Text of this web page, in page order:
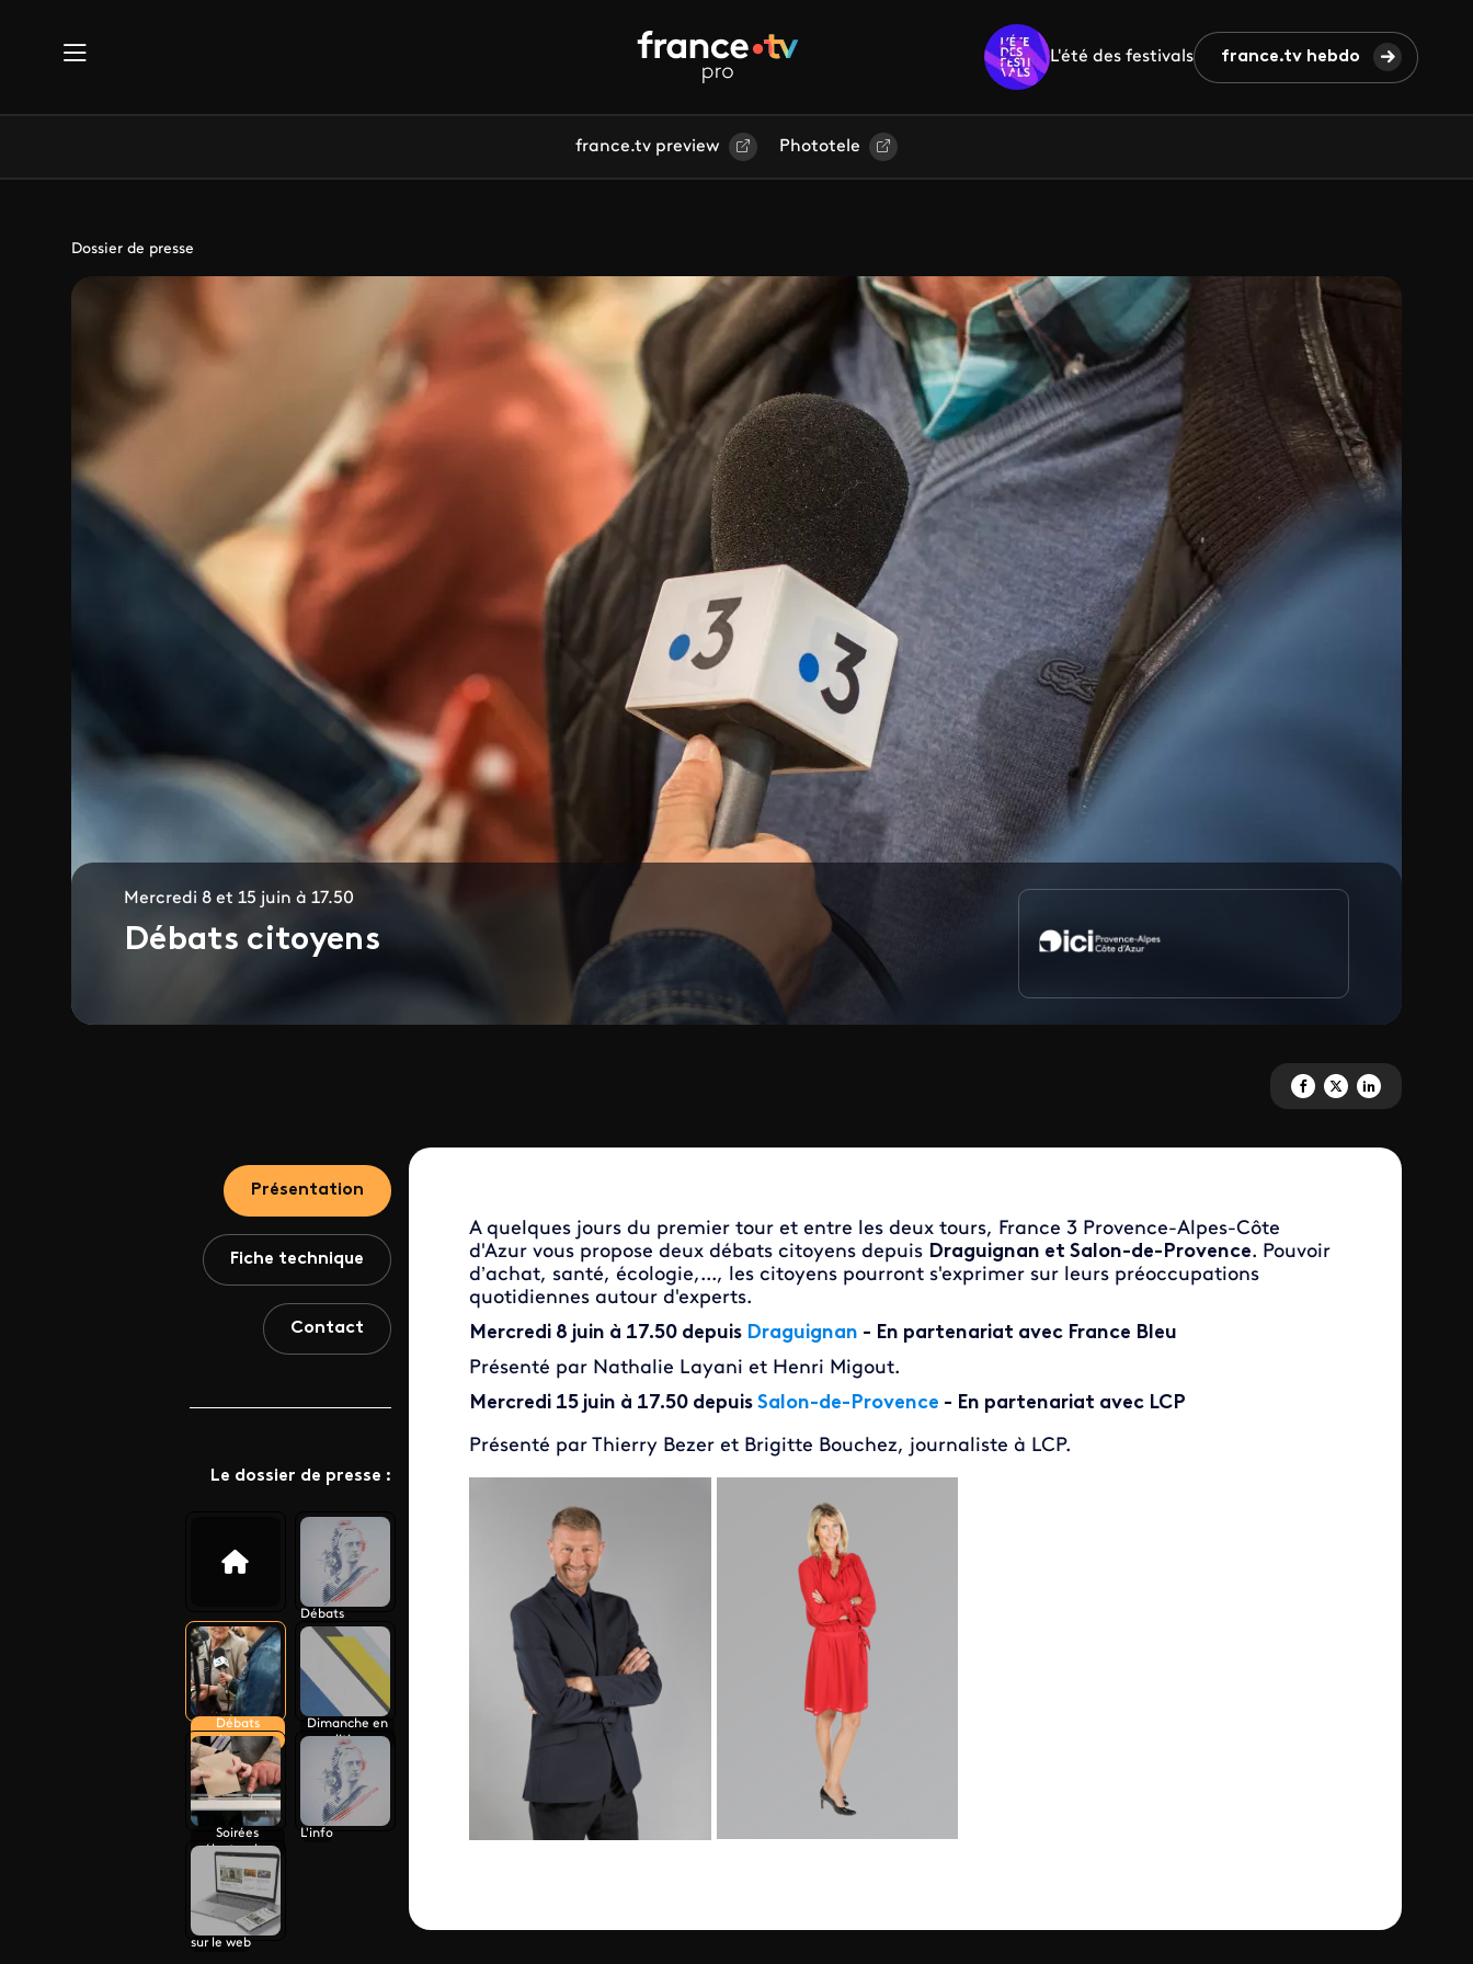
L'été des festivals france.tv hebdo
france.tv preview Phototele
Dossier de presse
Mercredi 8 et 15 juin à 17.50
Débats citoyens
Partagez 'Débats citoyens' sur
Partagez 'Débats
Partagez 'Débats
Présentation
Fiche technique
Contact
Le dossier de presse :
Débats
Débats
citoyens
Dimanche en
politique
Soirées
électorales
L'info
sur le web
A quelques jours du premier tour et entre les deux tours, France 3 Provence-Alpes-Côte
d'Azur vous propose deux débats citoyens depuis Draguignan et Salon-de-Provence. Pouvoir
d’achat, santé, écologie,..., les citoyens pourront s'exprimer sur leurs préoccupations
quotidiennes autour d'experts.
Mercredi 8 juin à 17.50 depuis Draguignan - En partenariat avec France Bleu
Présenté par Nathalie Layani et Henri Migout.
Mercredi 15 juin à 17.50 depuis Salon-de-Provence - En partenariat avec LCP
Présenté par Thierry Bezer et Brigitte Bouchez, journaliste à LCP.